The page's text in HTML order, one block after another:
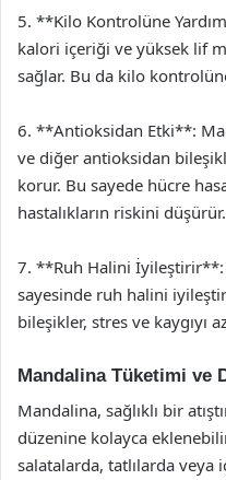
5. **Kilo Kontrolüne
kalori içeriği ve yüksek lif
sağlar. Bu da kilo
6. **Antioksidan Etki**:
ve diğer antioksidan
korur. Bu sayede hücre
hastalıkların riskini düşürür.
7. **Ruh Halini İyileştirir**:
sayesinde ruh halini
bileşikler, stres ve kaygıyı
Mandalina Tüketimi ve
Mandalina, sağlıklı bir
düzenine kolayca
salatalarda, tatlılarda veya